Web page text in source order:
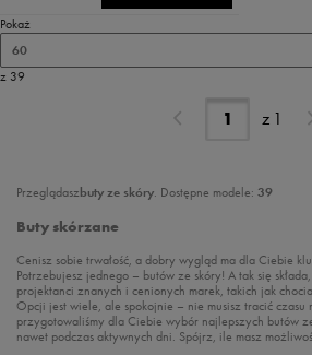
Pokaż
60
z 39
z 1
Przeglądaszbuty ze skóry. Dostępne modele: 39
Buty skórzane
Cenisz sobie trwałość, a dobry wygląd ma dla Ciebie
Potrzebujesz jednego – butów ze skóry! A tak się
projektanci znanych i cenionych marek, takich jak
Opcji jest wiele, ale spokojnie – nie musisz tracić
przygotowaliśmy dla Ciebie wybór najlepszych butów
nawet podczas aktywnych dni. Spójrz, ile masz